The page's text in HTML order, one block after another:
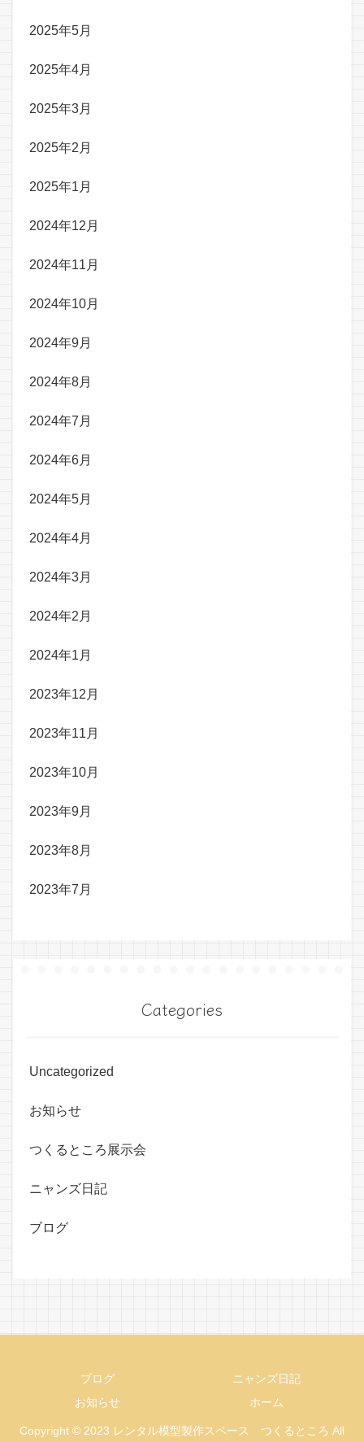
2025年5月
2025年4月
2025年3月
2025年2月
2025年1月
2024年12月
2024年11月
2024年10月
2024年9月
2024年8月
2024年7月
2024年6月
2024年5月
2024年4月
2024年3月
2024年2月
2024年1月
2023年12月
2023年11月
2023年10月
2023年9月
2023年8月
2023年7月
Categories
Uncategorized
お知らせ
つくるところ展示会
ニャンズ日記
ブログ
ブログ
ニャンズ日記
お知らせ
ホーム
Copyright © 2023 レンタル模型製作スペース つくるところ All